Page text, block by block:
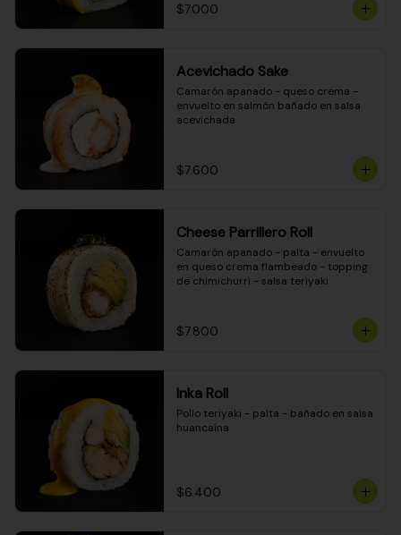
$7.000
Acevichado Sake
Camarón apanado - queso crema -
envuelto en salmón bañado en salsa
acevichada
$7.600
Cheese Parrillero Roll
Camarón apanado - palta - envuelto
en queso crema flambeado - topping
de chimichurri - salsa teriyaki
$7.800
Inka Roll
Pollo teriyaki - palta - bañado en salsa
huancaína
$6.400